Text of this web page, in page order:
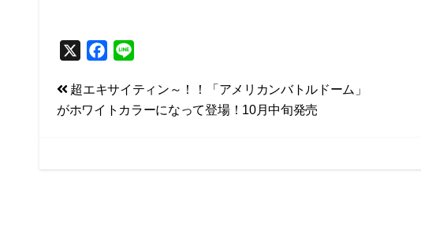
c
e
n
e
投
稿
超エキサイティン～！！「アメリカンバトルドーム」
がホワイトカラーになって登場！10月中旬発売